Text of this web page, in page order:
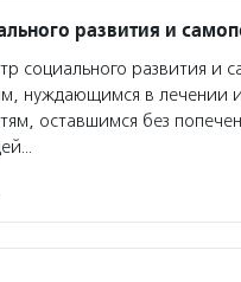
развития и
социального развития и
нуждающимся в лечении
оставшимся без